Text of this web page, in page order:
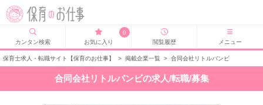
カンタン検索
0
お気に入り
閲覧履歴 メニュー
保育士求人・転職サイト【保育のお仕事】 > 掲載企業一覧 > 合同会社リトルバンビ
合同会社リトルバンビの求人/転職/募集